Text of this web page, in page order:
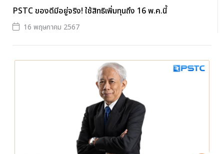
PSTC ของดีมีอยู่จริง! ใช้สิทธิเพิ่มทุนถึง 16 พ.ค.นี้
16 พฤษภาคม 2567